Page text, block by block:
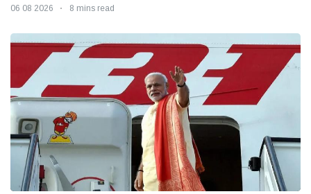
06 08 2026 8 mins read